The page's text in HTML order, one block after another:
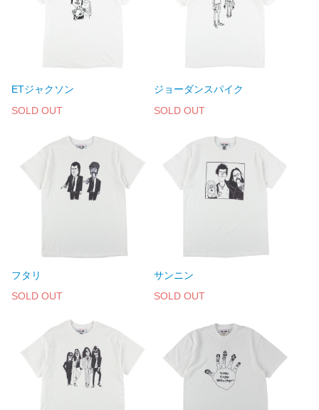
ETジャクソン
SOLD OUT
ジョーダンスパイク
SOLD OUT
フタリ
SOLD OUT
サンニン
SOLD OUT